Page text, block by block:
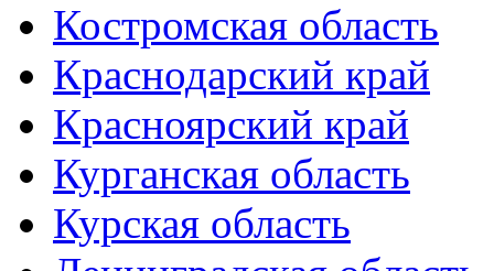
Костромская область
Краснодарский край
Красноярский край
Курганская область
Курская область